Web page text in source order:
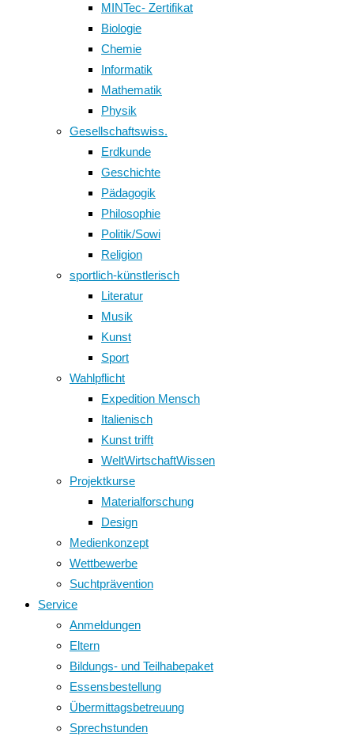
MINTec- Zertifikat
Biologie
Chemie
Informatik
Mathematik
Physik
Gesellschaftswiss.
Erdkunde
Geschichte
Pädagogik
Philosophie
Politik/Sowi
Religion
sportlich-künstlerisch
Literatur
Musik
Kunst
Sport
Wahlpflicht
Expedition Mensch
Italienisch
Kunst trifft
WeltWirtschaftWissen
Projektkurse
Materialforschung
Design
Medienkonzept
Wettbewerbe
Suchtprävention
Service
Anmeldungen
Eltern
Bildungs- und Teilhabepaket
Essensbestellung
Übermittagsbetreuung
Sprechstunden